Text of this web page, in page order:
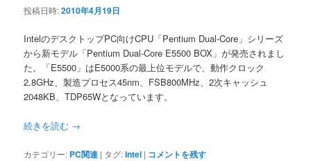
投稿日時:2010年4月19日
IntelのデスクトップPC向けCPU「Pentium Dual-Core」シリーズ
から新モデル「Pentium Dual-Core E5500 BOX」が発売されまし
た。「E5500」はE5000系の最上位モデルで、動作クロック
2.8GHz、製造プロセス45nm、FSB800MHz、2次キャッシュ
2048KB、TDP65Wとなっています。
続きを読む →
カテゴリー: PC関連 | タグ:Intel | コメントを残す